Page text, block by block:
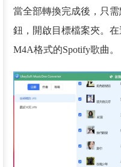
當全部轉換完成後，只
鈕，開啟目標檔案夾。在
M4A格式的Spotify歌曲。